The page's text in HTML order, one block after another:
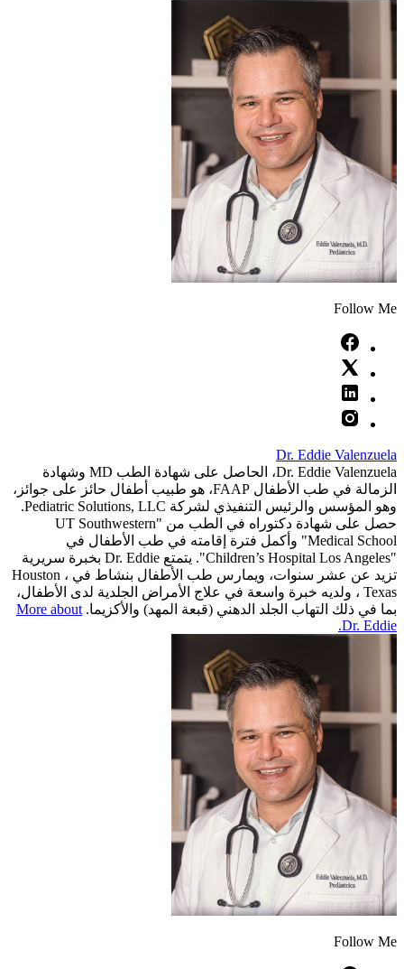
Follow Me
Dr. Eddie Valenzuela
Dr. Eddie Valenzuela، الحاصل على شهادة الطب MD وشهادة
الزمالة في طب الأطفال FAAP، هو طبيب أطفال حائز على جوائز،
وهو المؤسس والرئيس التنفيذي لشركة Pediatric Solutions, LLC.
حصل على شهادة دكتوراه في الطب من "UT Southwestern
Medical School" وأكمل فترة إقامته في طب الأطفال في
"Children’s Hospital Los Angeles". يتمتع Dr. Eddie بخبرة سريرية
تزيد عن عشر سنوات، ويمارس طب الأطفال بنشاط في Houston ،
Texas ، ولديه خبرة واسعة في علاج الأمراض الجلدية لدى الأطفال،
بما في ذلك التهاب الجلد الدهني (قبعة المهد) والأكزيما. More about
Dr. Eddie.
Follow Me